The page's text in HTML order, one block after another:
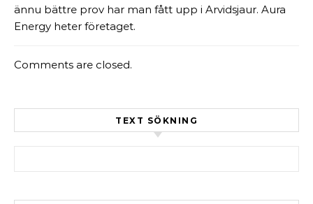
ännu bättre prov har man fått upp i Arvidsjaur. Aura
Energy heter företaget.
Comments are closed.
TEXT SÖKNING